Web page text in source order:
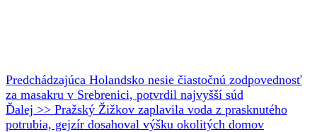
Predchádzajúca Holandsko nesie čiastočnú zodpovednosť
za masakru v Srebrenici, potvrdil najvyšší súd
Ďalej >> Pražský Žižkov zaplavila voda z prasknutého
potrubia, gejzír dosahoval výšku okolitých domov